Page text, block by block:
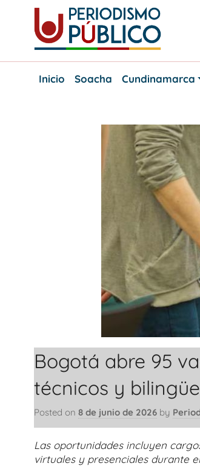
content
Periodismo
Noticias
Inicio
Soacha Cundinamarca
Bogotá abre 95
técnicos y
Posted on 8 de junio de 2026 by
Las oportunidades incluyen
virtuales y presenciales durante